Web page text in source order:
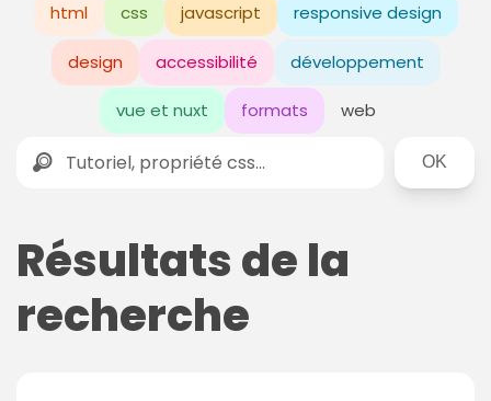
html css javascript responsive design
design accessibilité développement
vue et nuxt formats web
Rechercher
Résultats de la
recherche